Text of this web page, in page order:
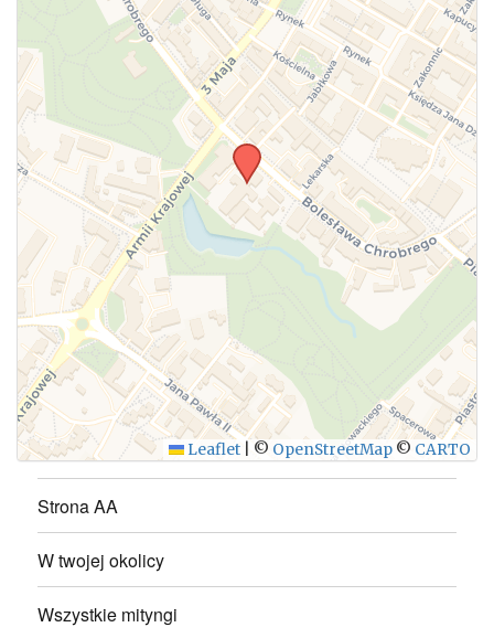
WYŚLIJ
Leaflet © OpenStreetMap © CARTO
Strona AA
W twojej okolicy
Wszystkie mityngi